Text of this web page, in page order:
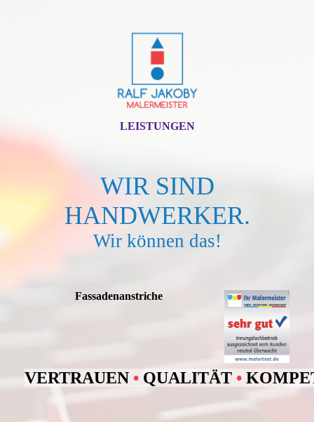
LEISTUNGEN
WIR SIND
HANDWERKER.
Wir können das!
Fassadenanstriche
VERTRAUEN • QUALITÄT •